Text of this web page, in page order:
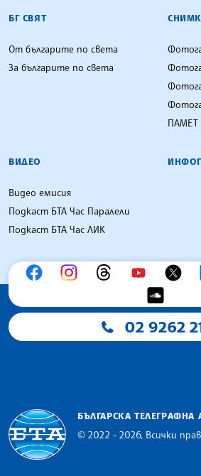
БГ СВЯТ
От българите по света
За българите по света
ПАМЕТ
ВИДЕО
Видео емисия
Подкаст БТА Час Паралели
Подкаст БТА Час ЛИК
02 9262
БЪЛГАРСКА ТЕЛЕГРАФНА
© 2022 - 2026, Всички